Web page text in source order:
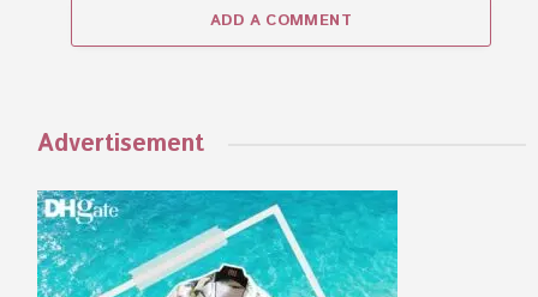
ADD A COMMENT
Advertisement